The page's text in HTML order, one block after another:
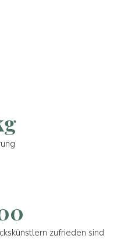
zufrieden sind